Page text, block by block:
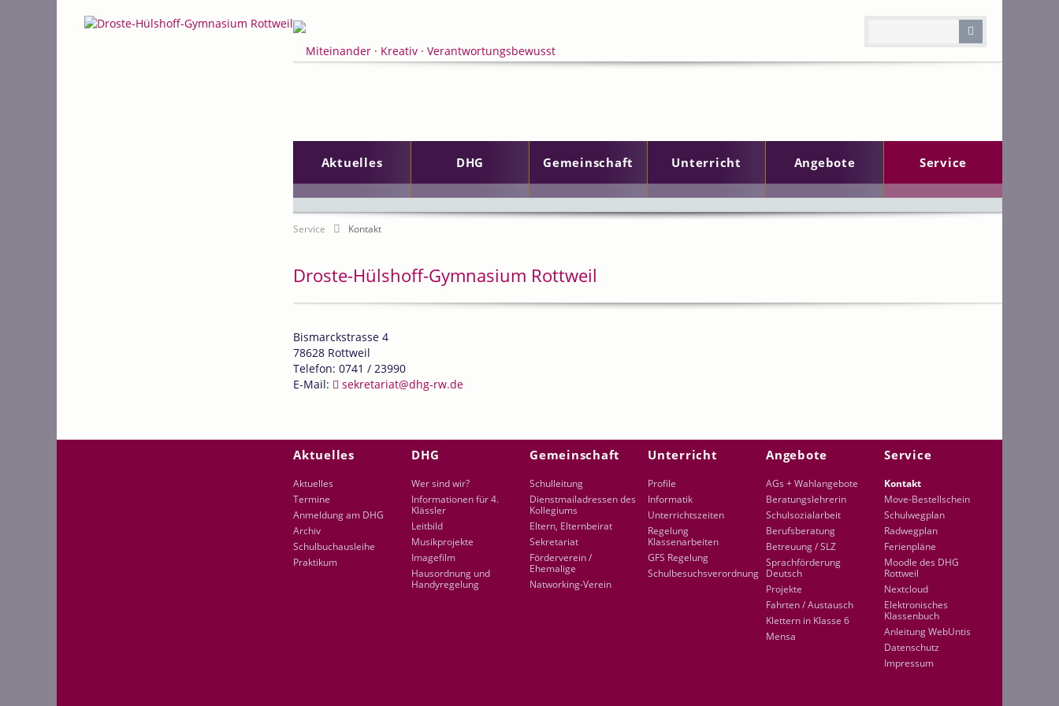
überspringen
Aktuelles DHG Gemeinschaft Unterricht Angebote Service
Service Kontakt
Droste-Hülshoff-Gymnasium Rottweil
Bismarckstrasse 4
78628 Rottweil
Telefon: 0741 / 23990
E-Mail:
sekretariat@dhg-rw.de
Navigation
Aktuelles
Aktuelles
Termine
Anmeldung am DHG
Archiv
Schulbuchausleihe
Praktikum
DHG
Wer sind wir?
Informationen für 4.
Klässler
Leitbild
Musikprojekte
Imagefilm
Hausordnung und
Handyregelung
Gemeinschaft
Schulleitung
Dienstmailadressen des
Kollegiums
Eltern, Elternbeirat
Sekretariat
Förderverein /
Ehemalige
Natworking-Verein
Unterricht
Profile
Informatik
Unterrichtszeiten
Regelung
Klassenarbeiten
GFS Regelung
Schulbesuchsverordnung
Angebote
AGs + Wahlangebote
Beratungslehrerin
Schulsozialarbeit
Berufsberatung
Betreuung / SLZ
Sprachförderung
Deutsch
Projekte
Fahrten / Austausch
Klettern in Klasse 6
Mensa
Service
Kontakt
Move-Bestellschein
Schulwegplan
Radwegplan
Ferienpläne
Moodle des DHG
Rottweil
Nextcloud
Elektronisches
Klassenbuch
Anleitung WebUntis
Datenschutz
Impressum